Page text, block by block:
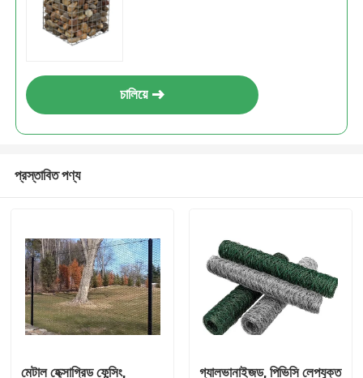
চালিয়ে
প্রস্তাবিত পণ্য
মেটাল হেক্সাগ্রিড ফেন্সিং,
গ্যালভানাইজড, পিভিসি লেপযুক্ত